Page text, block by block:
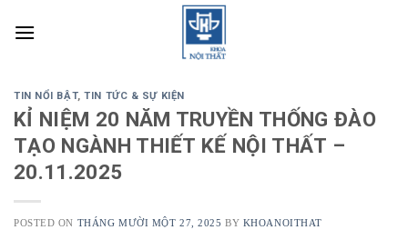
TIN NỔI BẬT,TIN TỨC & SỰ KIỆN
KỈ NIỆM 20 NĂM TRUYỀN THỐNG ĐÀO
TẠO NGÀNH THIẾT KẾ NỘI THẤT –
20.11.2025
POSTED ON THÁNG MƯỜI MỘT 27, 2025 BY KHOANOITHAT